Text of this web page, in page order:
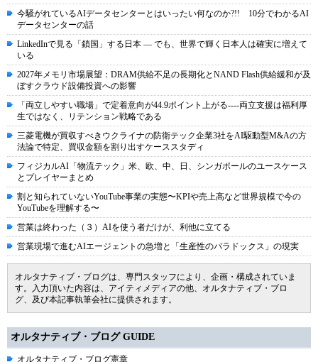
今騒がれているAIデータセンターとはいったい何なのか?!! 10分でわかるAI
データセンターの話
LinkedInで見る「鎖国」する日本 ― でも、世界で輝く日本人は確実に増えて
いる
2027年メモリ市場展望：DRAM供給不足の長期化とNAND Flash供給緩和が及
ぼすクラウド設備投資への影響
「両立しやすい職場」で定着意向が44.9ポイント上がる----両立支援は福利厚
生ではなく、リテンション戦略である
三菱電機が買収すべきウクライナの防衛テック企業3社をAI駆動型M&Aの方
法論で特定、買収金額を割り出すケーススタディ
フィジカルAI「物流テック」米、欧、中、日、シンガポールのユースケース
とプレイヤーまとめ
割と知られていないYouTube事業の実態〜KPIや売上高など世界規模で今の
YouTubeを理解する〜
営業は終わった（３）AIを使う者だけが、利他に立てる
営業現場で進むAIエージェントの急増と「生産性のパラドックス」の現実
オルタナティブ・ブログは、専門スタッフにより、企画・構成されていま
す。入力頂いた内容は、アイティメディアの他、オルタナティブ・ブロ
グ、及び本記事執筆会社に提供されます。
オルタナティブ・ブログ GUIDE
オルタナティブ・ブログ憲章